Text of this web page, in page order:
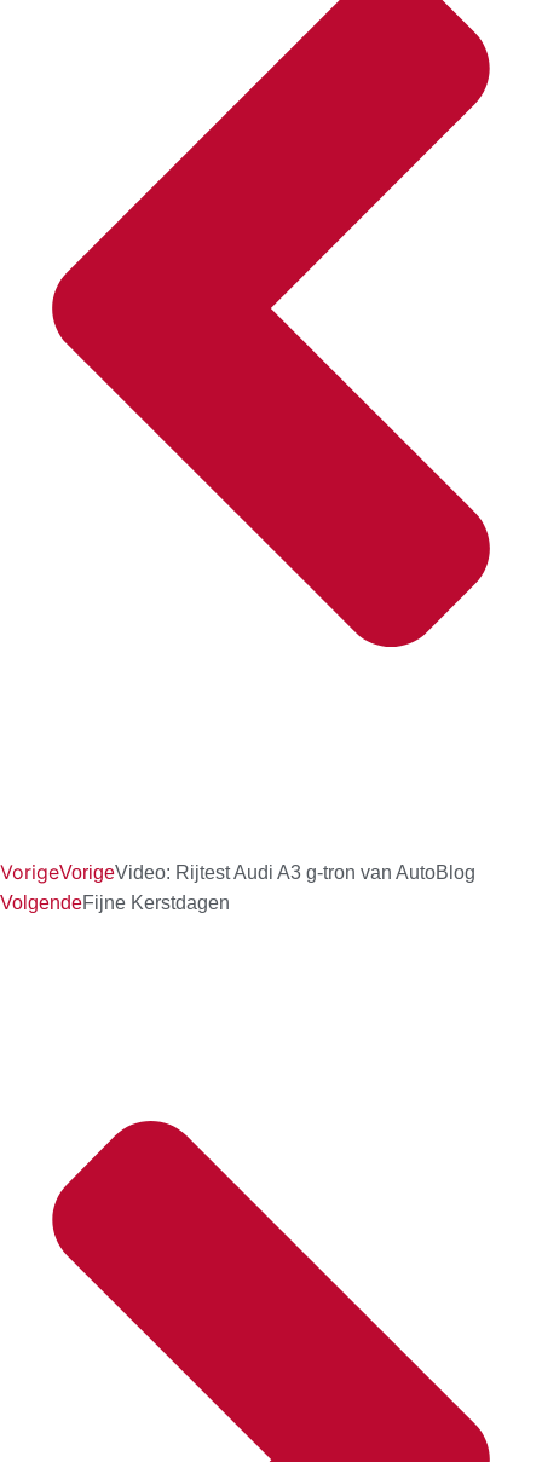
VorigeVorigeVideo: Rijtest Audi A3 g-tron van AutoBlog
VolgendeFijne Kerstdagen